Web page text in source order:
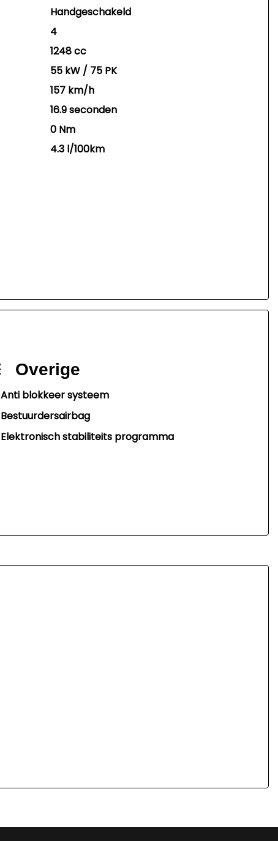
Handgeschakeld
4
1248 cc
55 kW / 75 PK
157 km/h
16.9 seconden
0 Nm
4.3 l/100km
Overige
Anti blokkeer systeem
Bestuurdersairbag
Elektronisch stabiliteits programma